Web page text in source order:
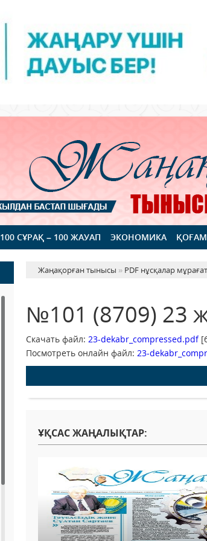
100 СҰРАҚ – 100 ЖАУАП ЭКОНОМИКА ҚОҒАМ
Жаңақорған тынысы » PDF нұсқалар
№101 (8709) 23
Скачать файл: 23-dekabr_compressed.pdf
Посмотреть онлайн файл: 23-
ҰҚСАС ЖАҢАЛЫҚТАР: